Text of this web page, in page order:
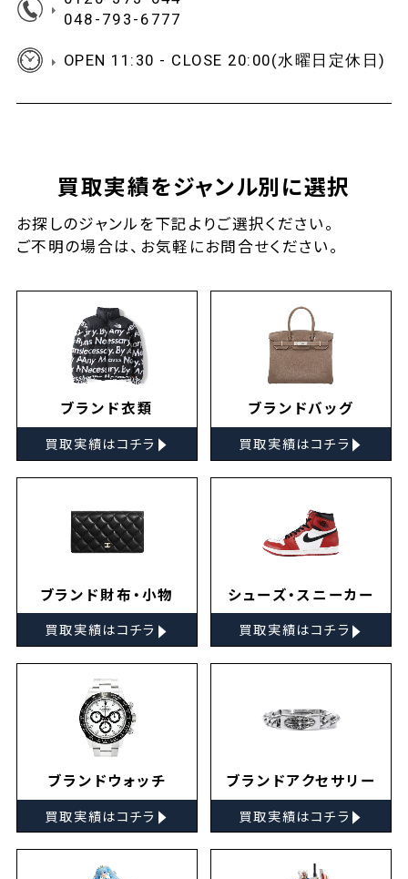
048-793-6777
OPEN 11:30 - CLOSE 20:00(水曜日定休日)
買取実績をジャンル別に選択
お探しのジャンルを下記よりご選択ください。
ご不明の場合は、お気軽にお問合せください。
ブランド衣類
買取実績はコチラ ▸
ブランドバッグ
買取実績はコチラ ▸
ブランド財布・小物
買取実績はコチラ ▸
シューズ・スニーカー
買取実績はコチラ ▸
ブランドウォッチ
買取実績はコチラ ▸
ブランドアクセサリー
買取実績はコチラ ▸